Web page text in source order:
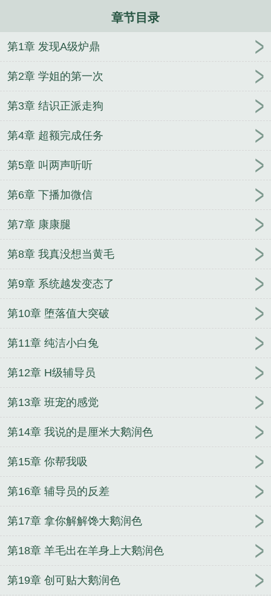
章节目录
第1章 发现A级炉鼎
第2章 学姐的第一次
第3章 结识正派走狗
第4章 超额完成任务
第5章 叫两声听听
第6章 下播加微信
第7章 康康腿
第8章 我真没想当黄毛
第9章 系统越发变态了
第10章 堕落值大突破
第11章 纯洁小白兔
第12章 H级辅导员
第13章 班宠的感觉
第14章 我说的是厘米大鹅润色
第15章 你帮我吸
第16章 辅导员的反差
第17章 拿你解解馋大鹅润色
第18章 羊毛出在羊身上大鹅润色
第19章 创可贴大鹅润色